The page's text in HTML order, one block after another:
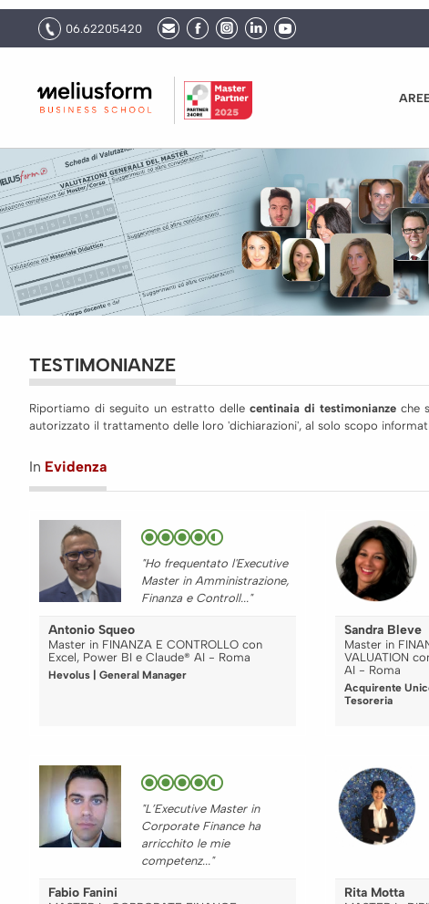
06.62205420
TESTIMONIANZE
Riportiamo di seguito un estratto dellecentinaia di testimonianze che
autorizzato il trattamento delle loro 'dichiarazioni', al solo scopo
In Evidenza
"Ho frequentato l'Executive
Master in Amministrazione,
Finanza e Controll..."
Antonio Squeo
Master in FINANZA E CONTROLLO con
Excel, Power BI e Claude® AI - Roma
Hevolus | General Manager
Sandra Bleve
Master in
VALUATION
AI - Roma
Acquirente
Tesoreria
"L’Executive Master in
Corporate Finance ha
arricchito le mie
competenz..."
Fabio Fanini Rita Motta